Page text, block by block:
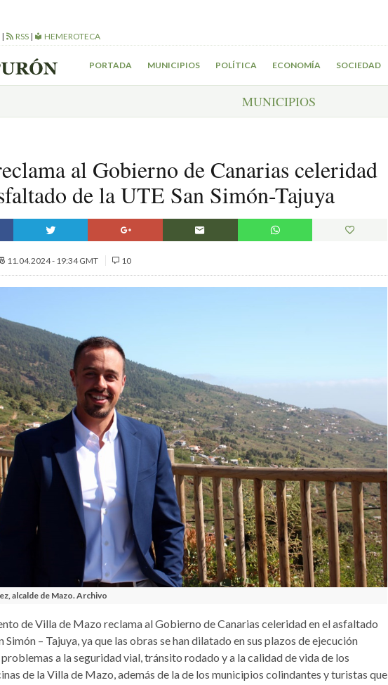
| RSS | HEMEROTECA
PORTADA MUNICIPIOS POLÍTICA ECONOMÍA SOCIEDAD
MUNICIPIOS
al Gobierno de Canarias celeridad
de la UTE San Simón-Tajuya
11.04.2024 - 19:34 GMT 10
alcalde de Mazo. Archivo
de Villa de Mazo reclama al Gobierno de Canarias celeridad en el asfaltado
Simón – Tajuya, ya que las obras se han dilatado en sus plazos de ejecución
a la seguridad vial, tránsito rodado y a la calidad de vida de los
de la Villa de Mazo, además de la de los municipios colindantes y turistas que